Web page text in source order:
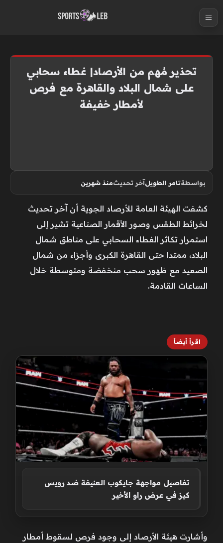
تحذير مُهم من الأرصاد| غطاء سحابي
على شمال البلاد والقاهرة مع فرص
لأمطار خفيفة
بواسطةتامر الطويلآخر تحديثمنذ شهرين
كشفت الهيئة العامة للأرصاد الجوية أن آخر تحديث
لخرائط الطقس وصور الأقمار الصناعية تشير إلى
استمرار تكاثر الغطاء السحابي على مناطق شمال
البلاد، ممتدا حتى القاهرة الكبرى وأجزاء من شمال
الصعيد مع ظهور سحب منخفضة ومتوسطة خلال
الساعات القادمة.
اقرأ أيضاً
تفاصيل مواجهة جايكوب العنيفة ضد رويس
كيز في عرض راو الأخير
وأشارت هيئة الأرصاد إلى وجود فرص لسقوط أمطار